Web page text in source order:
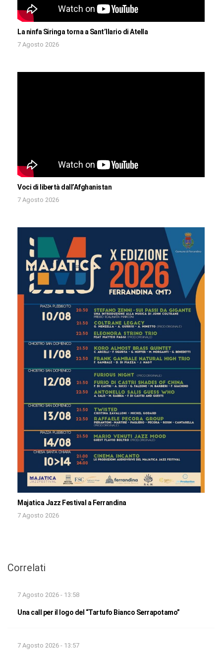
La ninfa Siringa torna a Sant’Ilario di Atella
7 Agosto 2026
Voci di libertà dall’Afghanistan
7 Agosto 2026
Majatica Jazz Festival a Ferrandina
7 Agosto 2026
Correlati
7 Agosto 2026 - 13:58
Una call per il logo del “Tartufo Bianco Serrapotamo”
7 Agosto 2026 - 13:57